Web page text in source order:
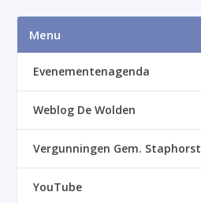
Menu
Evenementenagenda
Weblog De Wolden
Vergunningen Gem. Staphorst
YouTube